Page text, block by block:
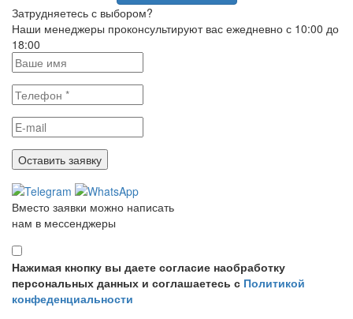
Затрудняетесь с выбором?
Наши менеджеры проконсультируют вас ежедневно с 10:00 до
18:00
Вместо заявки можно написать
нам в мессенджеры
Нажимая кнопку вы даете согласие наобработку
персональных данных и соглашаетесь с Политикой
конфеденциальности